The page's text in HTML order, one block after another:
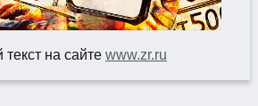
на сайте www.zr.ru